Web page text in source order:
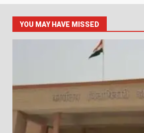
YOU MAY HAVE MISSED